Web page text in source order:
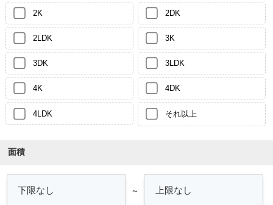
2K 2DK
2LDK 3K
3DK 3LDK
4K 4DK
4LDK それ以上
面積
～